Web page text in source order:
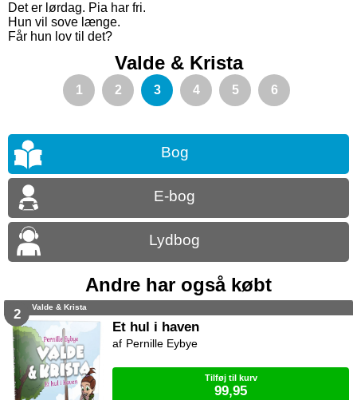
Det er lørdag. Pia har fri.
Hun vil sove længe.
Får hun lov til det?
Valde & Krista
1 2 3 4 5 6
Bog
E-bog
Lydbog
Andre har også købt
2 Valde & Krista
Et hul i haven
Pernille Eybye
Tilføj til kurv
99,95